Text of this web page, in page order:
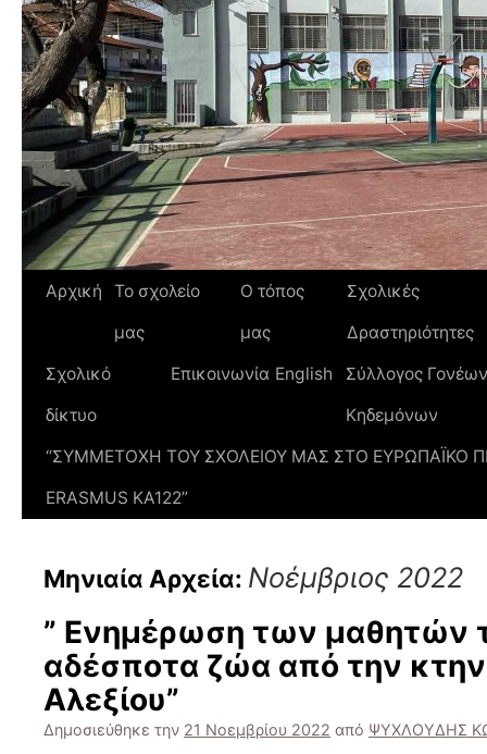
Αρχική
Το σχολείο
μας
Ο τόπος
μας
Σχολικές
Δραστηριότητες
Σχολικό
δίκτυο
Επικοινωνία English
Σύλλογος
Κηδεμόνων
“ΣΥΜΜΕΤΟΧΗ ΤΟΥ ΣΧΟΛΕΙΟΥ ΜΑΣ ΣΤΟ ΕΥΡΩΠΑΪΚΟ
ERASMUS KΑ122”
Μηνιαία Αρχεία: Νοέμβριος 2022
” Eνημέρωση των μαθητών
αδέσποτα ζώα από την
Αλεξίου”
Δημοσιεύθηκε την 21 Νοεμβρίου 2022 από ΨΥΧΛΟΥΔΗΣ